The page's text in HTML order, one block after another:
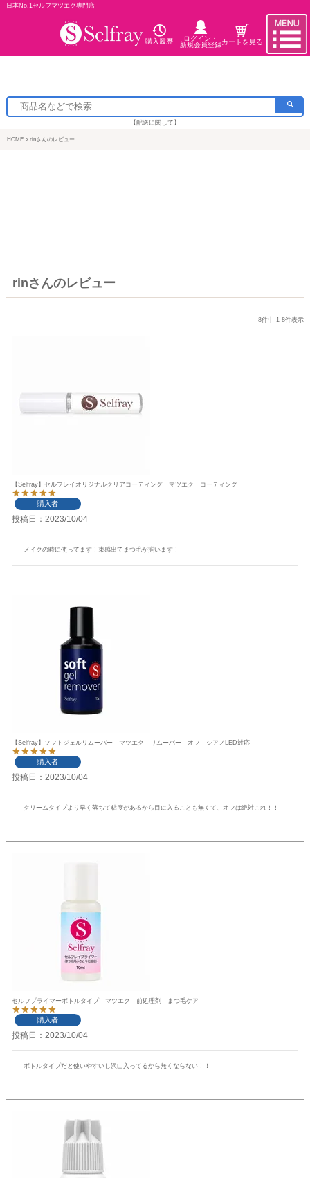
日本No.1セルフマツエク専門店
購入履歴
ログイン・
新規会員登録カートを見る
【配送に関して】
HOME rinさんのレビュー
rinさんのレビュー
8件中 1-8件表示
【Selfray】セルフレイオリジナルクリアコーティング マツエク コーティング
購入者
投稿日 2023/10/04
メイクの時に使ってます！束感出てまつ毛が揃います！
【Selfray】ソフトジェルリムーバー マツエク リムーバー オフ シアノLED対応
購入者
投稿日 2023/10/04
クリームタイプより早く落ちて粘度があるから目に入ることも無くて、オフは絶対これ！！
セルフプライマーボトルタイプ マツエク 前処理剤 まつ毛ケア
購入者
投稿日 2023/10/04
ボトルタイプだと使いやすいし沢山入ってるから無くならない！！